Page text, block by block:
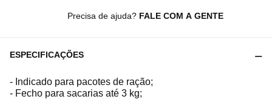
Precisa de ajuda? FALE COM A GENTE
ESPECIFICAÇÕES
- Indicado para pacotes de ração;
- Fecho para sacarias até 3 kg;